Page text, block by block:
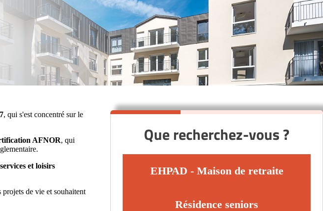
, qui s'est concentré sur le
AFNOR, qui
et loisirs
de vie et souhaitent
Que recherchez-vous ?
EHPAD - Maison de retraite
Résidence seniors